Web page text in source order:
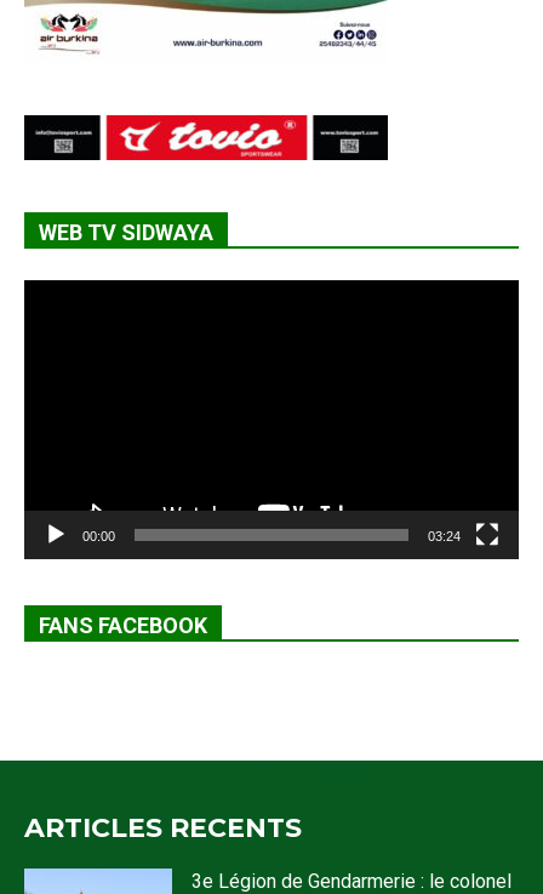
WEB TV SIDWAYA
00:00 03:24
FANS FACEBOOK
ARTICLES RECENTS
3e Légion de Gendarmerie : le colonel